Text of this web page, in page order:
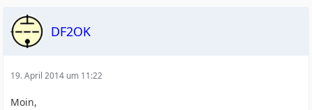
DF2OK
19. April 2014 um 11:22
Moin,